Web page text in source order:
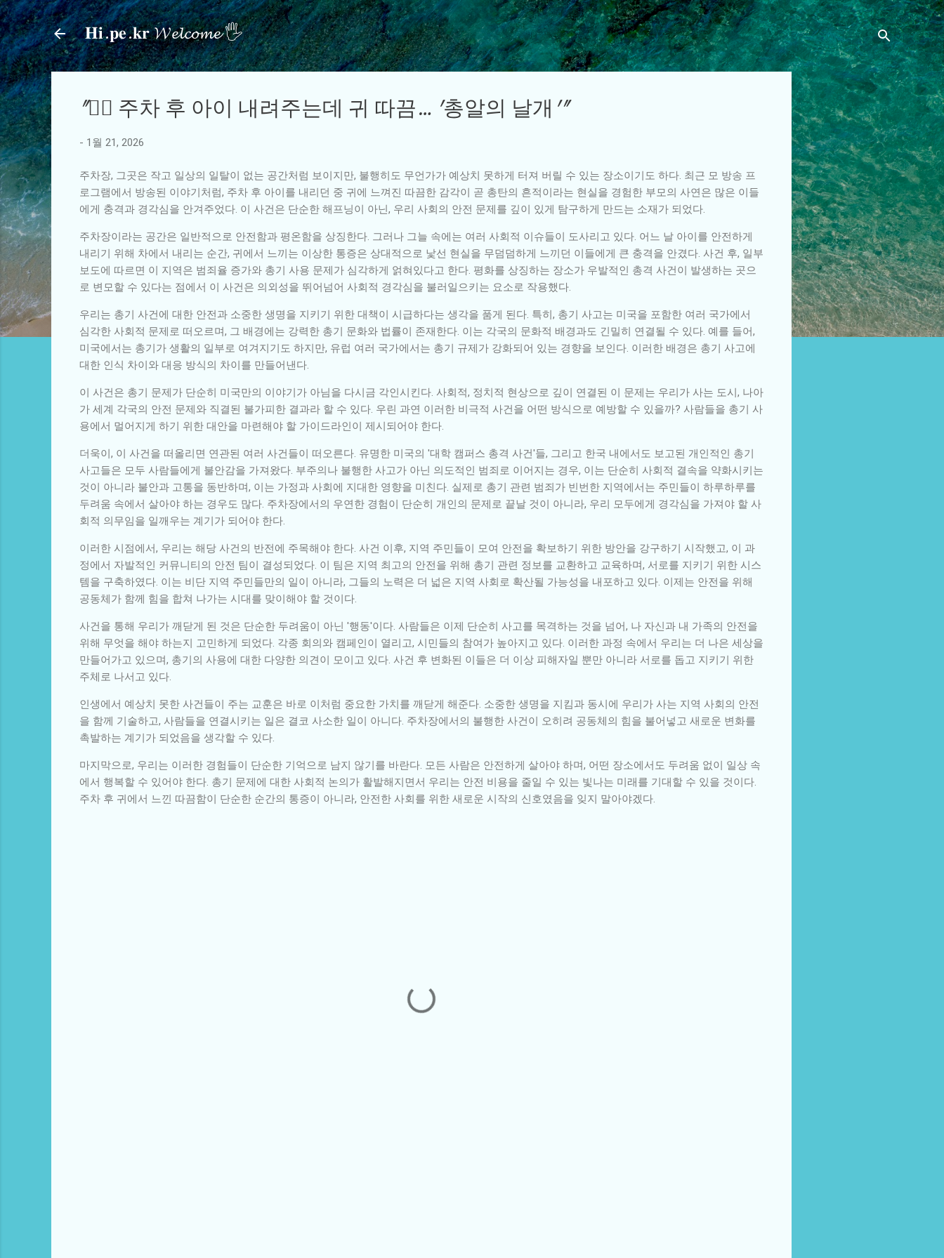
기본 콘텐츠로 건너뛰기
𝐇𝐢.𝐩𝐞.𝐤𝐫 𝓦𝓮𝓵𝓬𝓸𝓶𝓮 🖐
"🕵️‍♂️ 주차 후 아이 내려주는데 귀 따끔… '총알의 날개'"
- 1월 21, 2026
주차장, 그곳은 작고 일상의 일탈이 없는 공간처럼 보이지만, 불행히도 무언가가 예상치 못하게 터져 버릴 수 있는 장소이기도 하다. 최근 모 방송 프
로그램에서 방송된 이야기처럼, 주차 후 아이를 내리던 중 귀에 느껴진 따끔한 감각이 곧 총탄의 흔적이라는 현실을 경험한 부모의 사연은 많은 이들
에게 충격과 경각심을 안겨주었다. 이 사건은 단순한 해프닝이 아닌, 우리 사회의 안전 문제를 깊이 있게 탐구하게 만드는 소재가 되었다.
주차장이라는 공간은 일반적으로 안전함과 평온함을 상징한다. 그러나 그늘 속에는 여러 사회적 이슈들이 도사리고 있다. 어느 날 아이를 안전하게
내리기 위해 차에서 내리는 순간, 귀에서 느끼는 이상한 통증은 상대적으로 낯선 현실을 무덤덤하게 느끼던 이들에게 큰 충격을 안겼다. 사건 후, 일부
보도에 따르면 이 지역은 범죄율 증가와 총기 사용 문제가 심각하게 얽혀있다고 한다. 평화를 상징하는 장소가 우발적인 총격 사건이 발생하는 곳으
로 변모할 수 있다는 점에서 이 사건은 의외성을 뛰어넘어 사회적 경각심을 불러일으키는 요소로 작용했다.
우리는 총기 사건에 대한 안전과 소중한 생명을 지키기 위한 대책이 시급하다는 생각을 품게 된다. 특히, 총기 사고는 미국을 포함한 여러 국가에서
심각한 사회적 문제로 떠오르며, 그 배경에는 강력한 총기 문화와 법률이 존재한다. 이는 각국의 문화적 배경과도 긴밀히 연결될 수 있다. 예를 들어,
미국에서는 총기가 생활의 일부로 여겨지기도 하지만, 유럽 여러 국가에서는 총기 규제가 강화되어 있는 경향을 보인다. 이러한 배경은 총기 사고에
대한 인식 차이와 대응 방식의 차이를 만들어낸다.
이 사건은 총기 문제가 단순히 미국만의 이야기가 아님을 다시금 각인시킨다. 사회적, 정치적 현상으로 깊이 연결된 이 문제는 우리가 사는 도시, 나아
가 세계 각국의 안전 문제와 직결된 불가피한 결과라 할 수 있다. 우린 과연 이러한 비극적 사건을 어떤 방식으로 예방할 수 있을까? 사람들을 총기 사
용에서 멀어지게 하기 위한 대안을 마련해야 할 가이드라인이 제시되어야 한다.
더욱이, 이 사건을 떠올리면 연관된 여러 사건들이 떠오른다. 유명한 미국의 '대학 캠퍼스 총격 사건'들, 그리고 한국 내에서도 보고된 개인적인 총기
사고들은 모두 사람들에게 불안감을 가져왔다. 부주의나 불행한 사고가 아닌 의도적인 범죄로 이어지는 경우, 이는 단순히 사회적 결속을 약화시키는
것이 아니라 불안과 고통을 동반하며, 이는 가정과 사회에 지대한 영향을 미친다. 실제로 총기 관련 범죄가 빈번한 지역에서는 주민들이 하루하루를
두려움 속에서 살아야 하는 경우도 많다. 주차장에서의 우연한 경험이 단순히 개인의 문제로 끝날 것이 아니라, 우리 모두에게 경각심을 가져야 할 사
회적 의무임을 일깨우는 계기가 되어야 한다.
이러한 시점에서, 우리는 해당 사건의 반전에 주목해야 한다. 사건 이후, 지역 주민들이 모여 안전을 확보하기 위한 방안을 강구하기 시작했고, 이 과
정에서 자발적인 커뮤니티의 안전 팀이 결성되었다. 이 팀은 지역 최고의 안전을 위해 총기 관련 정보를 교환하고 교육하며, 서로를 지키기 위한 시스
템을 구축하였다. 이는 비단 지역 주민들만의 일이 아니라, 그들의 노력은 더 넓은 지역 사회로 확산될 가능성을 내포하고 있다. 이제는 안전을 위해
공동체가 함께 힘을 합쳐 나가는 시대를 맞이해야 할 것이다.
사건을 통해 우리가 깨닫게 된 것은 단순한 두려움이 아닌 '행동'이다. 사람들은 이제 단순히 사고를 목격하는 것을 넘어, 나 자신과 내 가족의 안전을
위해 무엇을 해야 하는지 고민하게 되었다. 각종 회의와 캠페인이 열리고, 시민들의 참여가 높아지고 있다. 이러한 과정 속에서 우리는 더 나은 세상을
만들어가고 있으며, 총기의 사용에 대한 다양한 의견이 모이고 있다. 사건 후 변화된 이들은 더 이상 피해자일 뿐만 아니라 서로를 돕고 지키기 위한
주체로 나서고 있다.
인생에서 예상치 못한 사건들이 주는 교훈은 바로 이처럼 중요한 가치를 깨닫게 해준다. 소중한 생명을 지킴과 동시에 우리가 사는 지역 사회의 안전
을 함께 기술하고, 사람들을 연결시키는 일은 결코 사소한 일이 아니다. 주차장에서의 불행한 사건이 오히려 공동체의 힘을 불어넣고 새로운 변화를
촉발하는 계기가 되었음을 생각할 수 있다.
마지막으로, 우리는 이러한 경험들이 단순한 기억으로 남지 않기를 바란다. 모든 사람은 안전하게 살아야 하며, 어떤 장소에서도 두려움 없이 일상 속
에서 행복할 수 있어야 한다. 총기 문제에 대한 사회적 논의가 활발해지면서 우리는 안전 비용을 줄일 수 있는 빛나는 미래를 기대할 수 있을 것이다.
주차 후 귀에서 느낀 따끔함이 단순한 순간의 통증이 아니라, 안전한 사회를 위한 새로운 시작의 신호였음을 잊지 말아야겠다.